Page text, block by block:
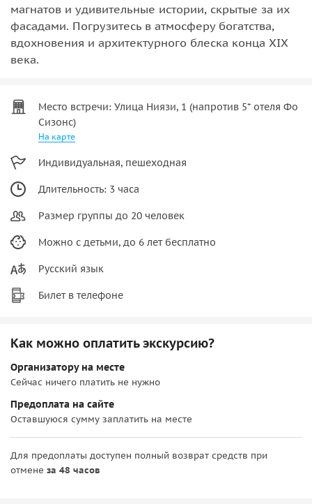
магнатов и удивительные истории, скрытые за их
фасадами. Погрузитесь в атмосферу богатства,
вдохновения и архитектурного блеска конца XIX
века.
Место встречи: Улица Ниязи, 1 (напротив 5* отеля Фо
Сизонс)
На карте
Индивидуальная, пешеходная
Длительность: 3 часа
Размер группы до 20 человек
Можно с детьми, до 6 лет бесплатно
Русский язык
Билет в телефоне
Как можно оплатить экскурсию?
Организатору на месте
Сейчас ничего платить не нужно
Предоплата на сайте
Оставшуюся сумму заплатить на месте
Для предоплаты доступен полный возврат средств при
отмене за 48 часов